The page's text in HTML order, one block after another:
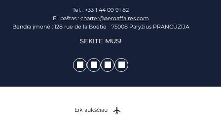
Tel. : +33 1 44 09 91 82
El. paštas : charter@aeroaffaires.com
Bendra įmonė : 128 rue de la Boétie 75008 Paryžius PRANCŪZIJA
SEKITE MUS!
Eik aukščiau